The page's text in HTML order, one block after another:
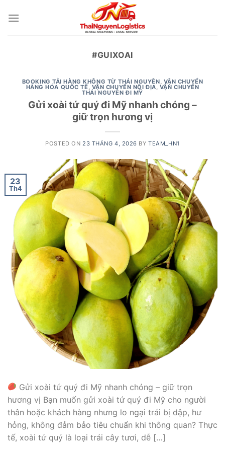
#GUIXOAI
BOOKING TẢI HÀNG KHÔNG TỪ THÁI NGUYÊN, VẬN CHUYỂN
HÀNG HÓA QUỐC TẾ, VẬN CHUYỂN NỘI ĐỊA, VẬN CHUYỂN
THÁI NGUYÊN ĐI MỸ
Gửi xoài tứ quý đi Mỹ nhanh chóng –
giữ trọn hương vị
POSTED ON 23 THÁNG 4, 2026 BYTEAM_HN1
23
Th4
Gửi xoài tứ quý đi Mỹ nhanh chóng – giữ trọn
hương vị Bạn muốn gửi xoài tứ quý đi Mỹ cho người
thân hoặc khách hàng nhưng lo ngại trái bị dập, hư
hỏng, không đảm bảo tiêu chuẩn khi thông quan? Thực
tế, xoài tứ quý là loại trái cây tươi, dễ […]